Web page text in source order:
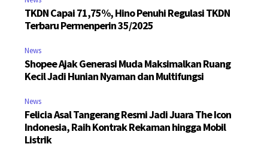
TKDN Capai 71,75%, Hino Penuhi Regulasi TKDN
Terbaru Permenperin 35/2025
News
Shopee Ajak Generasi Muda Maksimalkan Ruang
Kecil Jadi Hunian Nyaman dan Multifungsi
News
Felicia Asal Tangerang Resmi Jadi Juara The Icon
Indonesia, Raih Kontrak Rekaman hingga Mobil
Listrik